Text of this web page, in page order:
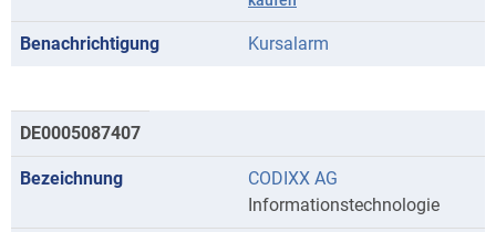
Kursalarm
DE0005087407
CODIXX AG
Informationstechnologie